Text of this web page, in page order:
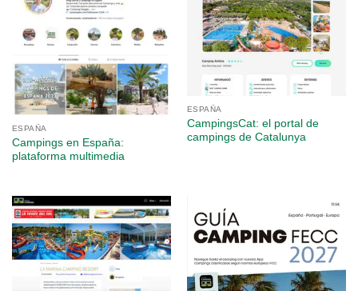
ESPAÑA
Campings en España:
plataforma multimedia
ESPAÑA
CampingsCat: el portal de
campings de Catalunya